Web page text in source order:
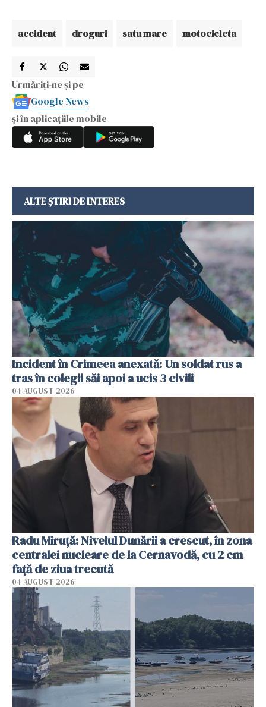
accident droguri satu mare motocicleta
Urmăriți-ne și pe
Google News
și în aplicațiile mobile
ALTE ȘTIRI DE INTERES
Incident în Crimeea anexată: Un soldat rus a
tras în colegii săi apoi a ucis 3 civili
04 AUGUST 2026
Radu Miruţă: Nivelul Dunării a crescut, în zona
centralei nucleare de la Cernavodă, cu 2 cm
faţă de ziua trecută
04 AUGUST 2026